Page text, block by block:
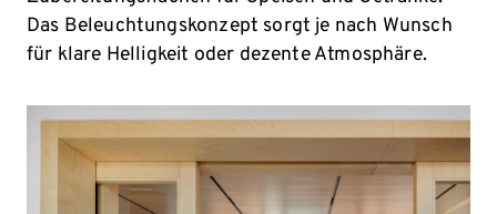
Das Beleuchtungskonzept sorgt je nach Wunsch
für klare Helligkeit oder dezente Atmosphäre.